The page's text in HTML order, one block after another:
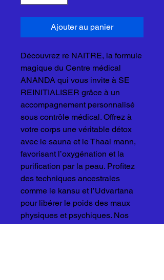
Ajouter au panier
Découvrez re NAITRE, la formule
magique du Centre médical
ANANDA qui vous invite à SE
REINITIALISER grâce à un
accompagnement personnalisé
sous contrôle médical. Offrez à
votre corps une véritable détox
avec le sauna et le Thaai mann,
favorisant l’oxygénation et la
purification par la peau. Profitez
des techniques ancestrales
comme le kansu et l’Udvartana
pour libérer le poids des maux
physiques et psychiques. Nos
experts vous proposent